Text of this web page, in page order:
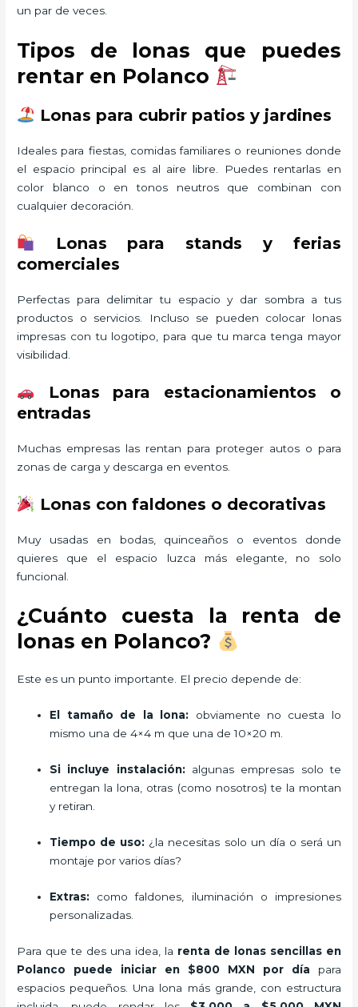
un par de veces.
Tipos de lonas que puedes
rentar en Polanco
Lonas para cubrir patios y jardines
Ideales para fiestas, comidas familiares o reuniones donde
el espacio principal es al aire libre. Puedes rentarlas en
color blanco o en tonos neutros que combinan con
cualquier decoración.
Lonas para stands y ferias
comerciales
Perfectas para delimitar tu espacio y dar sombra a tus
productos o servicios. Incluso se pueden colocar lonas
impresas con tu logotipo, para que tu marca tenga mayor
visibilidad.
Lonas para estacionamientos o
entradas
Muchas empresas las rentan para proteger autos o para
zonas de carga y descarga en eventos.
Lonas con faldones o decorativas
Muy usadas en bodas, quinceaños o eventos donde
quieres que el espacio luzca más elegante, no solo
funcional.
¿Cuánto cuesta la renta de
lonas en Polanco?
Este es un punto importante. El precio depende de:
El tamaño de la lona: obviamente no cuesta lo
mismo una de 4×4 m que una de 10×20 m.
Si incluye instalación:algunas empresas solo te
entregan la lona, otras (como nosotros) te la montan
y retiran.
Tiempo de uso: ¿la necesitas solo un día o será un
montaje por varios días?
Extras: como faldones, iluminación o impresiones
personalizadas.
Para que te des una idea, la renta de lonas sencillas en
Polanco puede iniciar en $800 MXN por día para
espacios pequeños. Una lona más grande, con estructura